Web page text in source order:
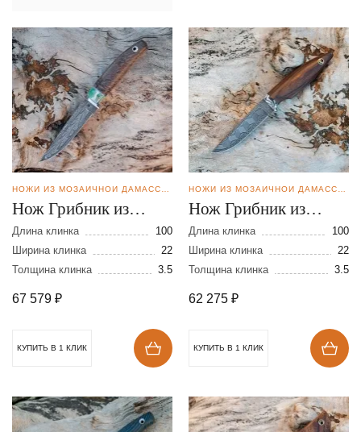
Нож Грибник из
мозаичной дамасской
стали
Длина клинка
100
Ширина клинка
22
Толщина клинка
3.5
67 579 ₽
КУПИТЬ В 1 КЛИК
Нож Грибник из
мозаичной дамасской
стали
Длина клинка
100
Ширина клинка
22
Толщина клинка
3.5
62 275 ₽
КУПИТЬ В 1 КЛИК